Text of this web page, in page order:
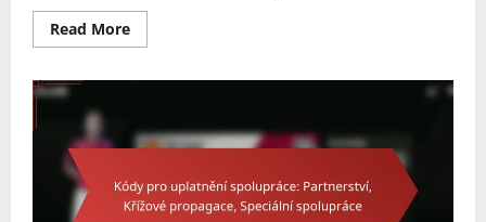
Read MoreRead
more
omezenou
platností:
výprodeje,
Exkluzivní
přístup,